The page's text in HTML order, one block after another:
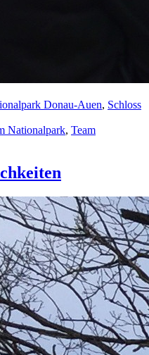
Donau-Auen, Schloss
Nationalpark, Team